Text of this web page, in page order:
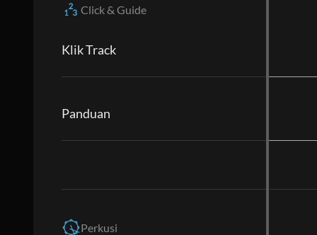
Click & Guide
Klik Track
Panduan
Perkusi